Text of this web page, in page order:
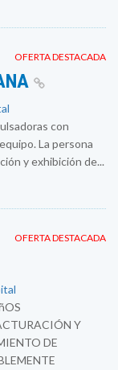
OFERTA DESTACADA
con
La persona
y exhibición de...
OFERTA DESTACADA
Y
DE